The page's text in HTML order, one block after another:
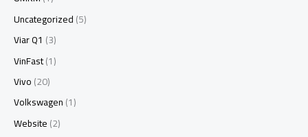
Uncategorized(5)
Viar Q1 (3)
VinFast(1)
Vivo(20)
Volkswagen(1)
Website(2)